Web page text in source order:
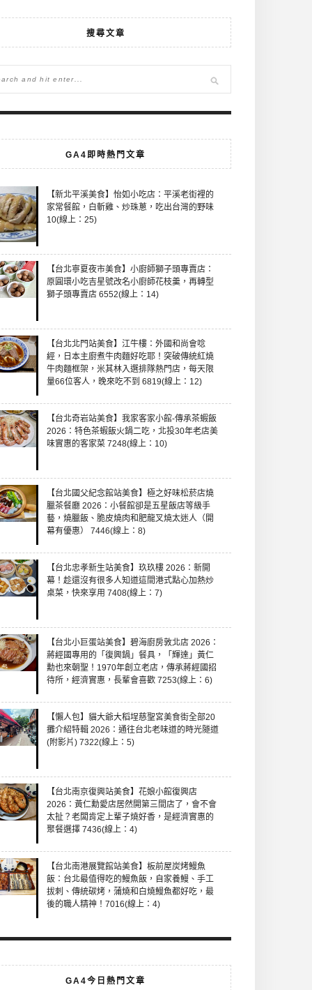
搜尋文章
GA4即時熱門文章
【新北平溪美食】怡如小吃店：平溪老街裡的
家常餐館，白斬雞、炒珠蔥，吃出台灣的野味
10(線上：25)
【台北寧夏夜市美食】小廚師獅子頭專賣店：
原圓環小吃吉星號改名小廚師花枝羹，再轉型
獅子頭專賣店 6552(線上：14)
【台北北門站美食】江牛樓：外國和尚會唸
經，日本主廚煮牛肉麵好吃耶！突破傳統紅燒
牛肉麵框架，米其林入選排隊熱門店，每天限
量66位客人，晚來吃不到 6819(線上：12)
【台北奇岩站美食】我家客家小館-傳承茶蝦飯
2026：特色茶蝦飯火鍋二吃，北投30年老店美
味實惠的客家菜 7248(線上：10)
【台北國父紀念館站美食】極之好味松菸店燒
臘茶餐廳 2026：小餐館卻是五星飯店等級手
藝，燒臘飯、脆皮燒肉和肥龍叉燒太迷人（開
幕有優惠） 7446(線上：8)
【台北忠孝新生站美食】玖玖樓 2026：新開
幕！趁還沒有很多人知道這間港式點心加熱炒
桌菜，快來享用 7408(線上：7)
【台北小巨蛋站美食】碧海廚房敦北店 2026：
蔣經國專用的「復興鍋」餐具，「輝達」黃仁
勳也來朝聖！1970年創立老店，傳承蔣經國招
待所，經濟實惠，長輩會喜歡 7253(線上：6)
【懶人包】貓大爺大稻埕慈聖宮美食街全部20
攤介紹特輯 2026：通往台北老味道的時光隧道
(附影片) 7322(線上：5)
【台北南京復興站美食】花娘小館復興店
2026：黃仁勳愛店居然開第三間店了，會不會
太扯？老闆肯定上輩子燒好香，是經濟實惠的
聚餐選擇 7436(線上：4)
【台北南港展覽館站美食】板前屋炭烤鰻魚
飯：台北最值得吃的鰻魚飯，自家養鰻、手工
拔刺、傳統碳烤，蒲燒和白燒鰻魚都好吃，最
後的職人精神！7016(線上：4)
GA4今日熱門文章